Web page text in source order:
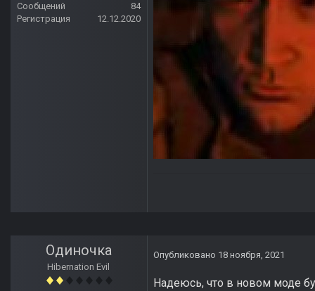
Сообщений
84
Регистрация
12.12.2020
Одиночка
Hibernation Evil
Опубликовано 18 ноября, 2021
Надеюсь, что в новом моде